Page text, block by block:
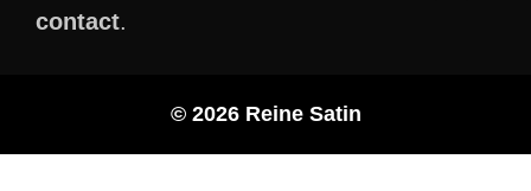
contact.
© 2026 Reine Satin